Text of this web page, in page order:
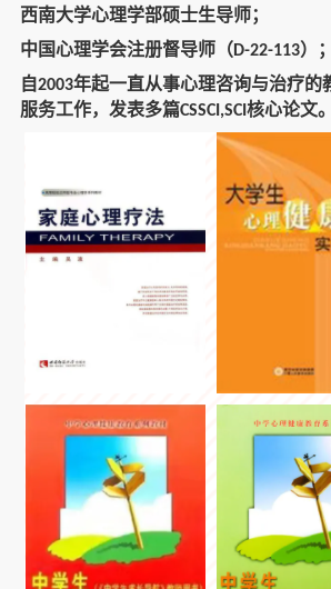
西南大学心理学部硕士生导师；
中国心理学会注册督导师（D-22-113）；
自2003年起一直从事心理咨询与治疗的
服务工作，发表多篇CSSCI,SCI核心论文。